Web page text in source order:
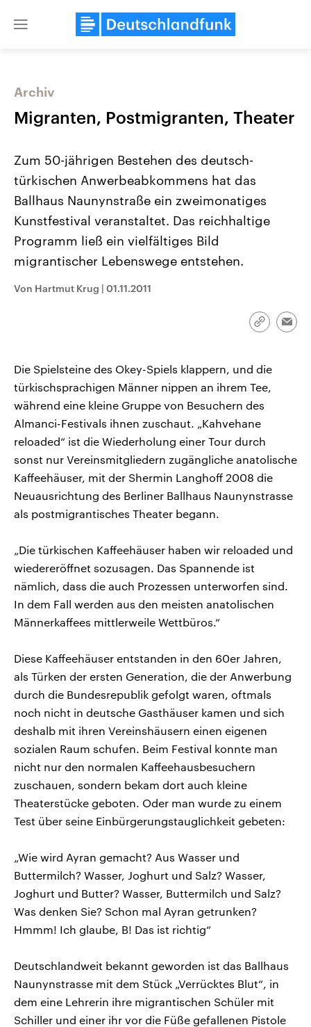
Close
Landtagswahl Sachsen-Anhalt
Alle Informationen
September 2026 einen neuen
Landtag. Seit 2021 wird das
und Kandidaten der anstehenden
Wahl.
USA
Aktuelle Beiträge,
Hintergründe
mit großem Einfluss auf
aktuelle Weltgeschehen.
Audio-Archiv
Archiv
Migranten, Postmigranten, Theater
Zum 50-jährigen Bestehen des deutsch-
türkischen Anwerbeabkommens hat das
Ballhaus Naunynstraße ein zweimonatiges
Kunstfestival veranstaltet. Das reichhaltige
Programm ließ ein vielfältiges Bild
migrantischer Lebenswege entstehen.
Von Hartmut Krug | 01.11.2011
Link
Die Spielsteine des Okey-Spiels klappern, und die
türkischsprachigen Männer nippen an ihrem Tee,
während eine kleine Gruppe von Besuchern des
Almanci-Festivals ihnen zuschaut. „Kahvehane
reloaded“ ist die Wiederholung einer Tour durch
sonst nur Vereinsmitgliedern zugängliche anatolische
Kaffeehäuser, mit der Shermin Langhoff 2008 die
Neuausrichtung des Berliner Ballhaus Naunynstrasse
als postmigrantisches Theater begann.
„Die türkischen Kaffeehäuser haben wir reloaded und
wiedereröffnet sozusagen. Das Spannende ist
nämlich, dass die auch Prozessen unterworfen sind.
In dem Fall werden aus den meisten anatolischen
Männerkaffees mittlerweile Wettbüros.“
Diese Kaffeehäuser entstanden in den 60er Jahren,
als Türken der ersten Generation, die der Anwerbung
durch die Bundesrepublik gefolgt waren, oftmals
noch nicht in deutsche Gasthäuser kamen und sich
deshalb mit ihren Vereinshäusern einen eigenen
sozialen Raum schufen. Beim Festival konnte man
nicht nur den normalen Kaffeehausbesuchern
zuschauen, sondern bekam dort auch kleine
Theaterstücke geboten. Oder man wurde zu einem
Test über seine Einbürgerungstauglichkeit gebeten:
„Wie wird Ayran gemacht? Aus Wasser und
Buttermilch? Wasser, Joghurt und Salz? Wasser,
Joghurt und Butter? Wasser, Buttermilch und Salz?
Was denken Sie? Schon mal Ayran getrunken?
Hmmm! Ich glaube, B! Das ist richtig“
Deutschlandweit bekannt geworden ist das Ballhaus
Naunynstrasse mit dem Stück „Verrücktes Blut“, in
dem eine Lehrerin ihre migrantischen Schüler mit
Schiller und einer ihr vor die Füße gefallenen Pistole